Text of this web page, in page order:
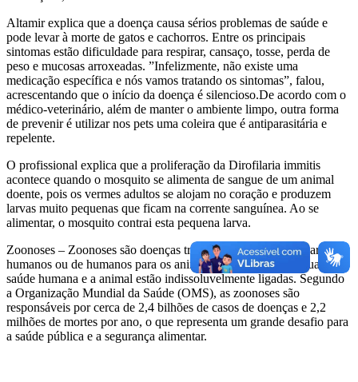
Altamir explica que a doença causa sérios problemas de saúde e
pode levar à morte de gatos e cachorros. Entre os principais
sintomas estão dificuldade para respirar, cansaço, tosse, perda de
peso e mucosas arroxeadas. ”Infelizmente, não existe uma
medicação específica e nós vamos tratando os sintomas”, falou,
acrescentando que o início da doença é silencioso.De acordo com o
médico-veterinário, além de manter o ambiente limpo, outra forma
de prevenir é utilizar nos pets uma coleira que é antiparasitária e
repelente.
O profissional explica que a proliferação da Dirofilaria immitis
acontece quando o mosquito se alimenta de sangue de um animal
doente, pois os vermes adultos se alojam no coração e produzem
larvas muito pequenas que ficam na corrente sanguínea. Ao se
alimentar, o mosquito contrai esta pequena larva.
Zoonoses – Zoonoses são doenças transmitidas de animais para
humanos ou de humanos para os animais, comprovando o quanto a
saúde humana e a animal estão indissoluvelmente ligadas. Segundo
a Organização Mundial da Saúde (OMS), as zoonoses são
responsáveis por cerca de 2,4 bilhões de casos de doenças e 2,2
milhões de mortes por ano, o que representa um grande desafio para
a saúde pública e a segurança alimentar.